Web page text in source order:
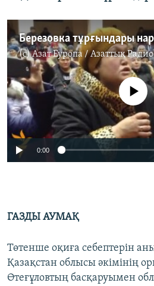
Березовка тұрғындары
(c)Азат Еуропа / Азаттық
No media source
0:00
ГАЗДЫ АУМАҚ
Төтенше оқиға себептерін
Қазақстан облысы әкімінің
Өтеғұловтың басқаруымен